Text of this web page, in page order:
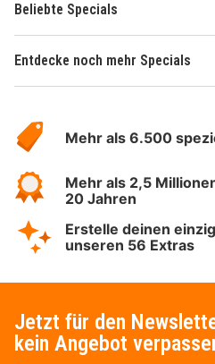
Beliebte Specials
Entdecke noch mehr Specials
Hotelspecials
Mehr als 6.500
Mehr als 2,5
20 Jahren
Erstelle deinen
unseren 56 Extras
Jetzt für den
kein Angebot